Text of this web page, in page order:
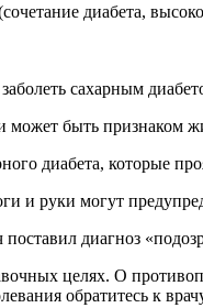
диабета,
сахарным
быть признаком
диабета, которые
и руки могут
диагноз
целях. О
обратитесь к